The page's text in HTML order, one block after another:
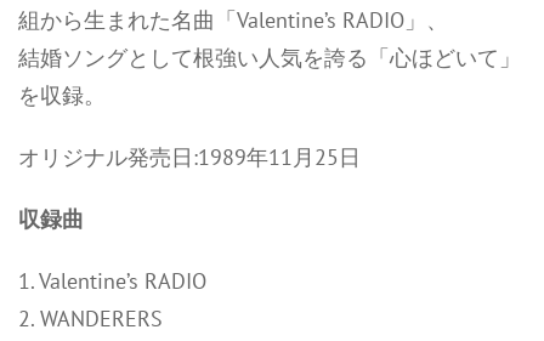
組から生まれた名曲「Valentine’s RADIO」、
結婚ソングとして根強い人気を誇る「心ほどいて」
を収録。
オリジナル発売日:1989年11月25日
収録曲
1. Valentine’s RADIO
2. WANDERERS